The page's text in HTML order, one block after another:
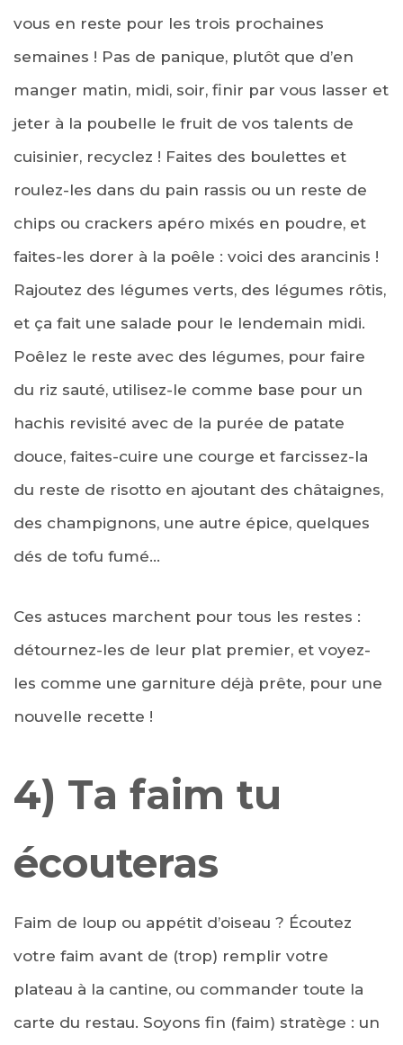
vous en reste pour les trois prochaines
semaines ! Pas de panique, plutôt que d’en
manger matin, midi, soir, finir par vous lasser et
jeter à la poubelle le fruit de vos talents de
cuisinier, recyclez ! Faites des boulettes et
roulez-les dans du pain rassis ou un reste de
chips ou crackers apéro mixés en poudre, et
faites-les dorer à la poêle : voici des arancinis !
Rajoutez des légumes verts, des légumes rôtis,
et ça fait une salade pour le lendemain midi.
Poêlez le reste avec des légumes, pour faire
du riz sauté, utilisez-le comme base pour un
hachis revisité avec de la purée de patate
douce, faites-cuire une courge et farcissez-la
du reste de risotto en ajoutant des châtaignes,
des champignons, une autre épice, quelques
dés de tofu fumé…
Ces astuces marchent pour tous les restes :
détournez-les de leur plat premier, et voyez-
les comme une garniture déjà prête, pour une
nouvelle recette !
4) Ta faim tu
écouteras
Faim de loup ou appétit d’oiseau ? Écoutez
votre faim avant de (trop) remplir votre
plateau à la cantine, ou commander toute la
carte du restau. Soyons fin (faim) stratège : un